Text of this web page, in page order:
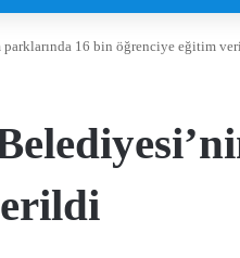
16 bin öğrenciye eğitim